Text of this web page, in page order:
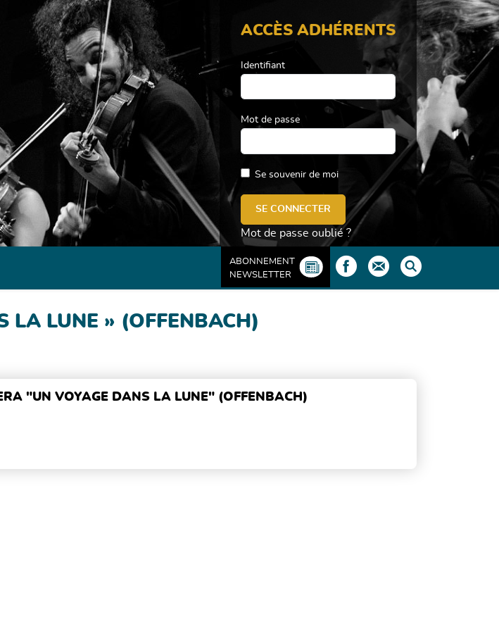
de Bretagne
ABONNEMENT
NEWSLETTER
ACCÈS ADHÉRENTS
Identifiant
Mot de passe
Se souvenir de moi
Mot de passe oublié ?
LA LUNE » (OFFENBACH)
"UN VOYAGE DANS LA LUNE" (OFFENBACH)